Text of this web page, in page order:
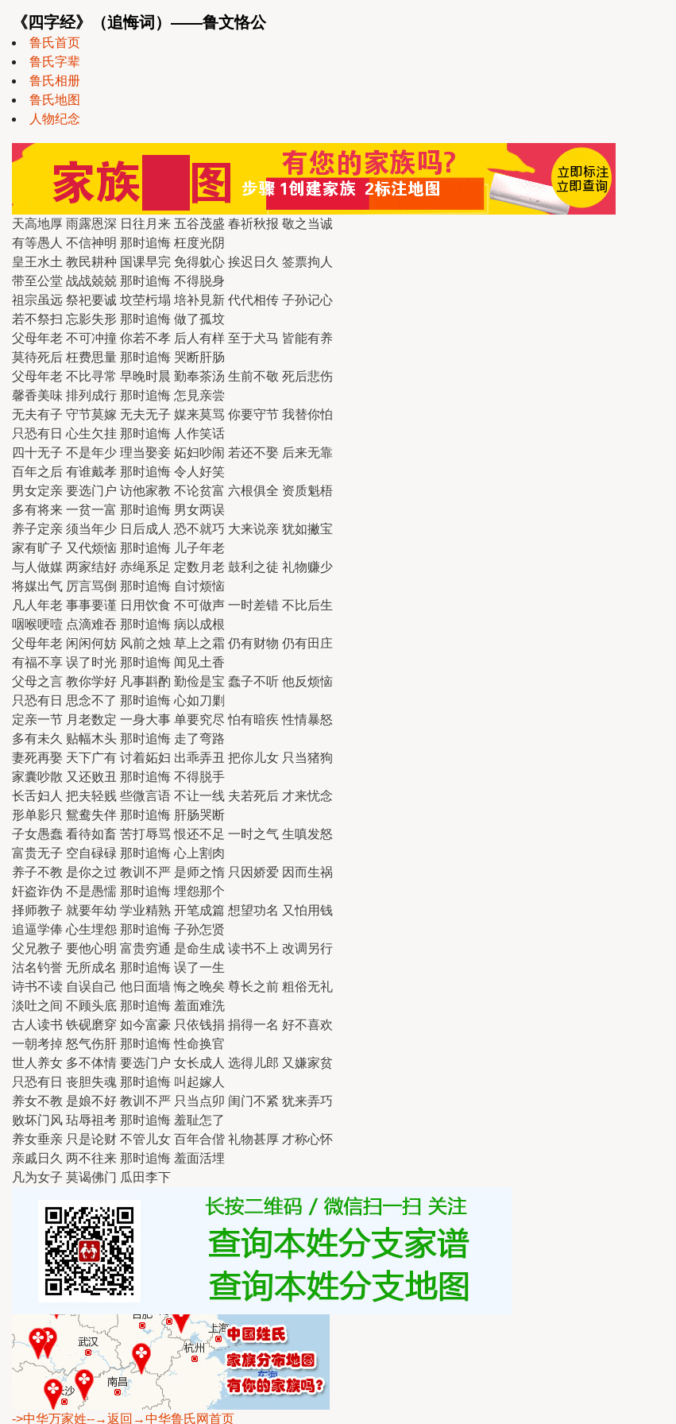
《四字经》（追悔词）——鲁文恪公
鲁氏首页
鲁氏字辈
鲁氏相册
鲁氏地图
人物纪念
天高地厚 雨露恩深 日往月来 五谷茂盛 春祈秋报 敬之当诚
有等愚人 不信神明 那时追悔 枉度光阴
皇王水土 教民耕种 国课早完 免得躭心 挨迟日久 签票拘人
带至公堂 战战兢兢 那时追悔 不得脱身
祖宗虽远 祭祀要诚 坟茔杇塌 培补見新 代代相传 子孙记心
若不祭扫 忘影失形 那时追悔 做了孤坟
父母年老 不可冲撞 你若不孝 后人有样 至于犬马 皆能有养
莫待死后 枉费思量 那时追悔 哭断肝肠
父母年老 不比寻常 早晚时晨 勤奉茶汤 生前不敬 死后悲伤
馨香美味 排列成行 那时追悔 怎見亲尝
无夫有子 守节莫嫁 无夫无子 媒来莫骂 你要守节 我替你怕
只恐有日 心生欠挂 那时追悔 人作笑话
四十无子 不是年少 理当娶妾 妬妇吵闹 若还不娶 后来无靠
百年之后 有谁戴孝 那时追悔 令人好笑
男女定亲 要选门户 访他家教 不论贫富 六根俱全 资质魁梧
多有将来 一贫一富 那时追悔 男女两误
养子定亲 须当年少 日后成人 恐不就巧 大来说亲 犹如撇宝
家有旷子 又代烦恼 那时追悔 儿子年老
与人做媒 两家结好 赤绳系足 定数月老 鼓利之徒 礼物赚少
将媒出气 厉言骂倒 那时追悔 自讨烦恼
凡人年老 事事要谨 日用饮食 不可做声 一时差错 不比后生
咽喉哽噎 点滴难吞 那时追悔 病以成根
父母年老 闲闲何妨 风前之烛 草上之霜 仍有财物 仍有田庄
有福不享 误了时光 那时追悔 闻见土香
父母之言 教你学好 凡事斟酌 勤俭是宝 蠢子不听 他反烦恼
只恐有日 思念不了 那时追悔 心如刀剿
定亲一节 月老数定 一身大事 单要究尽 怕有暗疾 性情暴怒
多有未久 贴幅木头 那时追悔 走了弯路
妻死再娶 天下广有 讨着妬妇 出乖弄丑 把你儿女 只当猪狗
家囊吵散 又还败丑 那时追悔 不得脱手
长舌妇人 把夫轻贱 些微言语 不让一线 夫若死后 才来忧念
形单影只 鴛鸯失伴 那时追悔 肝肠哭断
子女愚蠢 看待如畜 苦打辱骂 恨还不足 一时之气 生嗔发怒
富贵无子 空自碌碌 那时追悔 心上割肉
养子不教 是你之过 教训不严 是师之惰 只因娇爱 因而生祸
奸盗诈伪 不是愚懦 那时追悔 埋怨那个
择师教子 就要年幼 学业精熟 开笔成篇 想望功名 又怕用钱
追逼学俸 心生埋怨 那时追悔 子孙怎贤
父兄教子 要他心明 富贵穷通 是命生成 读书不上 改调另行
沽名钓誉 无所成名 那时追悔 误了一生
诗书不读 自误自己 他日面墙 悔之晚矣 尊长之前 粗俗无礼
淡吐之间 不顾头底 那时追悔 羞面难洗
古人读书 铁砚磨穿 如今富豪 只依钱捐 捐得一名 好不喜欢
一朝考掉 怒气伤肝 那时追悔 性命换官
世人养女 多不体情 要选门户 女长成人 选得儿郎 又嫌家贫
只恐有日 丧胆失魂 那时追悔 叫起嫁人
养女不教 是娘不好 教训不严 只当点卯 闺门不紧 犹来弄巧
败坏门风 玷辱祖考 那时追悔 羞耻怎了
养女垂亲 只是论财 不管儿女 百年合偕 礼物甚厚 才称心怀
亲戚日久 两不往来 那时追悔 羞面活埋
凡为女子 莫谒佛门 瓜田李下
->中华万家姓--→返回→中华鲁氏网首页